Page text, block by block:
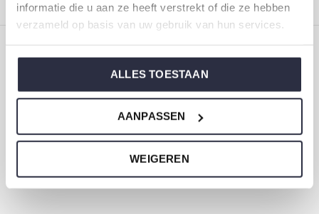
informatie die u aan ze heeft verstrekt of die ze hebben
verzameld op basis van uw gebruik van hun services.
ALLES TOESTAAN
AANPASSEN
WEIGEREN
Over ons
CALL US EMAIL US
ONZE MERKEN
Dirkje baby- en kinderkleding